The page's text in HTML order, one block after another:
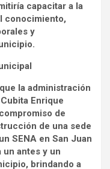
capacitar a la
conocimiento,
y
la administración
Enrique
de
de una sede
SENA en San Juan
un antes y un
brindando a